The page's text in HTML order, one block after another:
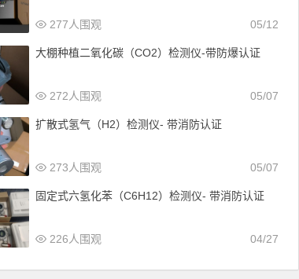
05/12
277人围观
大棚种植二氧化碳（CO2）检测仪-带防爆认证
05/07
272人围观
扩散式氢气（H2）检测仪- 带消防认证
05/07
273人围观
固定式六氢化苯（C6H12）检测仪- 带消防认证
04/27
226人围观